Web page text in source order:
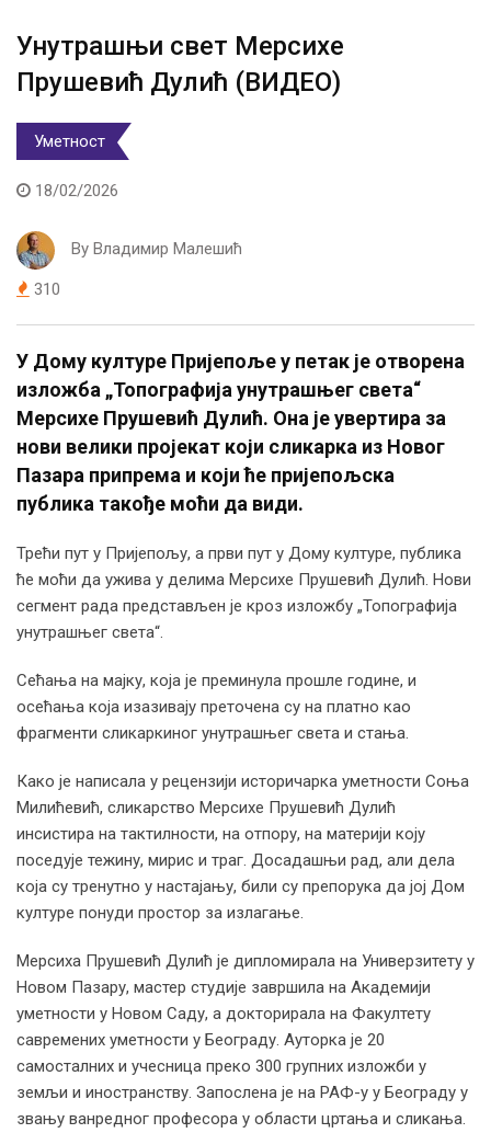
Унутрашњи свет Мерсихе
Прушевић Дулић (ВИДЕО)
Уметност
18/02/2026
By Владимир Малешић
310
У Дому културе Пријепоље у петак је отворена
изложба „Топографија унутрашњег света“
Мерсихе Прушевић Дулић. Она је увертира за
нови велики пројекат који сликарка из Новог
Пазара припрема и који ће пријепољска
публика такође моћи да види.
Трећи пут у Пријепољу, а први пут у Дому културе, публика
ће моћи да ужива у делима Мерсихе Прушевић Дулић. Нови
сегмент рада представљен је кроз изложбу „Топографија
унутрашњег света“.
Сећања на мајку, која је преминула прошле године, и
осећања која изазивају преточена су на платно као
фрагменти сликаркиног унутрашњег света и стања.
Како је написала у рецензији историчарка уметности Соња
Милићевић, сликарство Мерсихе Прушевић Дулић
инсистира на тактилности, на отпору, на материји коју
поседује тежину, мирис и траг. Досадашњи рад, али дела
која су тренутно у настајању, били су препорука да јој Дом
културе понуди простор за излагање.
Мерсиха Прушевић Дулић је дипломирала на Универзитету у
Новом Пазару, мастер студије завршила на Академији
уметности у Новом Саду, а докторирала на Факултету
савремених уметности у Београду. Ауторка је 20
самосталних и учесница преко 300 групних изложби у
земљи и иностранству. Запослена је на РАФ-у у Београду у
звању ванредног професора у области цртања и сликања.